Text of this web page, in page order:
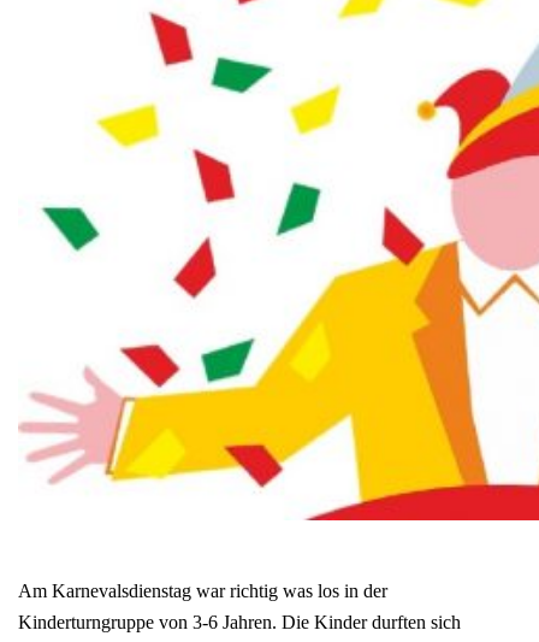
Am Karnevalsdienstag war richtig was los in der
Kinderturngruppe von 3-6 Jahren. Die Kinder durften sich